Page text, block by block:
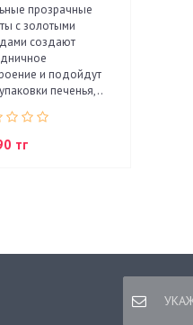
прозрачные
с золотыми
создают
и подойдут
печенья,..
тг